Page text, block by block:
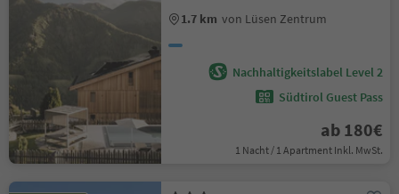
1.7 km von Lüsen Zentrum
Nachhaltigkeitslabel Level 2
Südtirol Guest Pass
ab 180€
1 Nacht / 1 Apartment Inkl. MwSt.